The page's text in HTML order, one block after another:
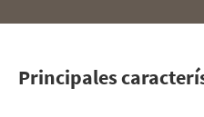
Principales